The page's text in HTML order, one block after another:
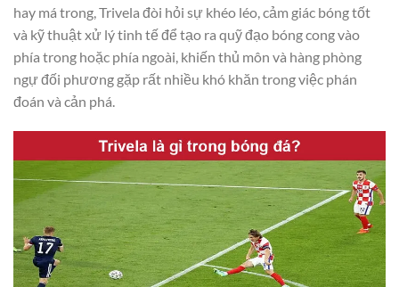
hay má trong, Trivela đòi hỏi sự khéo léo, cảm giác bóng tốt
và kỹ thuật xử lý tinh tế để tạo ra quỹ đạo bóng cong vào
phía trong hoặc phía ngoài, khiến thủ môn và hàng phòng
ngự đối phương gặp rất nhiều khó khăn trong việc phán
đoán và cản phá.